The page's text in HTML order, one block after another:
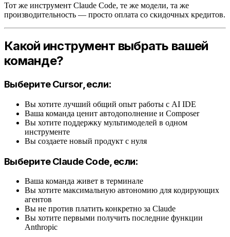
Тот же инструмент Claude Code, те же модели, та же
производительность — просто оплата со скидочных кредитов.
Какой инструмент выбрать вашей
команде?
Выберите Cursor, если:
Вы хотите лучший общий опыт работы с AI IDE
Ваша команда ценит автодополнение и Composer
Вы хотите поддержку мультимоделей в одном
инструменте
Вы создаете новый продукт с нуля
Выберите Claude Code, если:
Ваша команда живет в терминале
Вы хотите максимальную автономию для кодирующих
агентов
Вы не против платить конкретно за Claude
Вы хотите первыми получить последние функции
Anthropic